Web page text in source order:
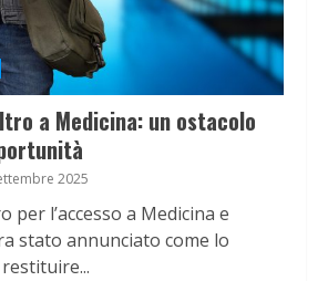
a Medicina: un ostacolo
2025
per l’accesso a Medicina e
stato annunciato come lo